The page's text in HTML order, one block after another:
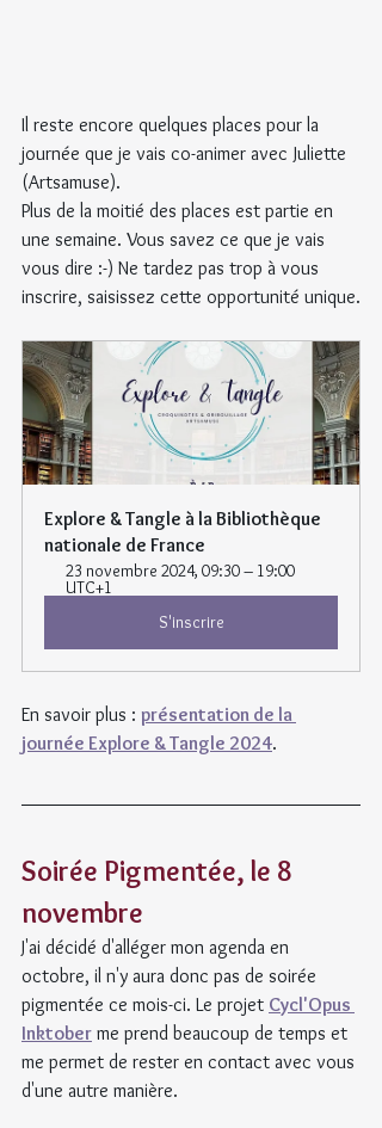
Il reste encore quelques places pour la
journée que je vais co-animer avec Juliette
(Artsamuse).
Plus de la moitié des places est partie en
une semaine. Vous savez ce que je vais
vous dire :-) Ne tardez pas trop à vous
inscrire, saisissez cette opportunité unique.
Explore & Tangle à la Bibliothèque
nationale de France
23 novembre 2024, 09:30 – 19:00
UTC+1
S'inscrire
En savoir plus : présentation de la
journée Explore & Tangle 2024.
Soirée Pigmentée, le 8
novembre
J'ai décidé d'alléger mon agenda en
octobre, il n'y aura donc pas de soirée
pigmentée ce mois-ci. Le projet Cycl'Opus
Inktober me prend beaucoup de temps et
me permet de rester en contact avec vous
d'une autre manière.